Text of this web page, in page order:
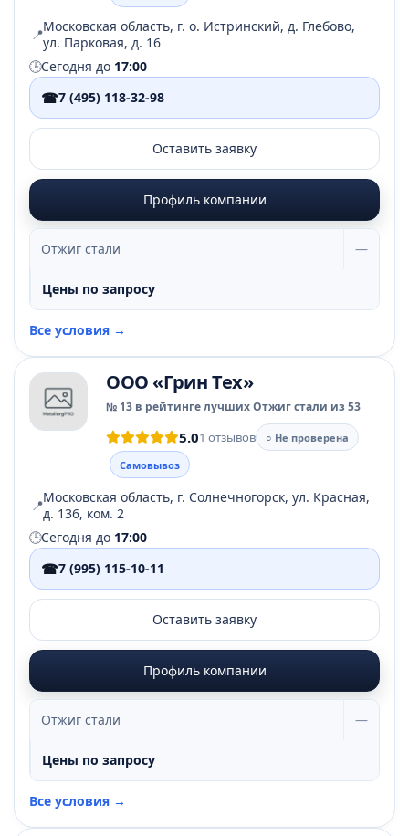
📍Московская область, г. о. Истринский, д. Глебово,
ул. Парковая, д. 16
🕒Сегодня до 17:00
☎7 (495) 118-32-98
Оставить заявку
Профиль компании
Отжиг стали —
Цены по запросу
Все условия →
ООО «Грин Тех»
№ 13 в рейтинге лучших Отжиг стали из 53
5.01 отзывов
○ Не проверена
Самовывоз
📍Московская область, г. Солнечногорск, ул. Красная,
д. 136, ком. 2
🕒Сегодня до 17:00
☎7 (995) 115-10-11
Оставить заявку
Профиль компании
Отжиг стали —
Цены по запросу
Все условия →